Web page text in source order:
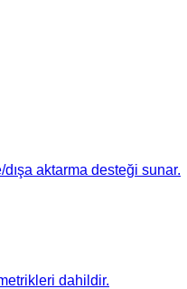
aktarma desteği sunar.
dahildir.